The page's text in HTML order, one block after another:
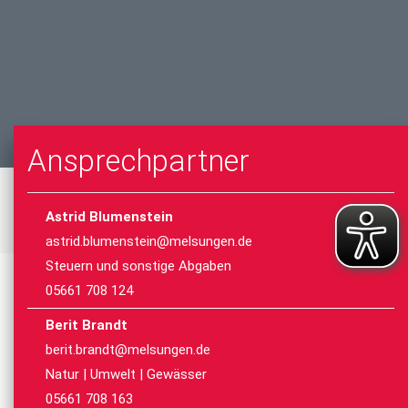
Ansprechpartner
Astrid Blumenstein
astrid.blumenstein@melsungen.de
Steuern und sonstige Abgaben
05661 708 124
Berit Brandt
berit.brandt@melsungen.de
Natur | Umwelt | Gewässer
05661 708 163